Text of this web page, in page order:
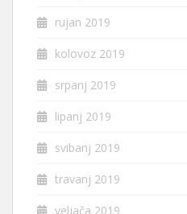
rujan 2019
kolovoz 2019
srpanj 2019
lipanj 2019
svibanj 2019
travanj 2019
veljača 2019